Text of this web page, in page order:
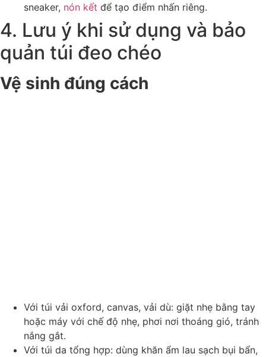
sneaker, nón kết để tạo điểm nhấn riêng.
4. Lưu ý khi sử dụng và bảo
quản túi đeo chéo
Vệ sinh đúng cách
Với túi vải oxford, canvas, vải dù: giặt nhẹ bằng tay
hoặc máy với chế độ nhẹ, phơi nơi thoáng gió, tránh
nắng gắt.
Với túi da tổng hợp: dùng khăn ẩm lau sạch bụi bẩn,